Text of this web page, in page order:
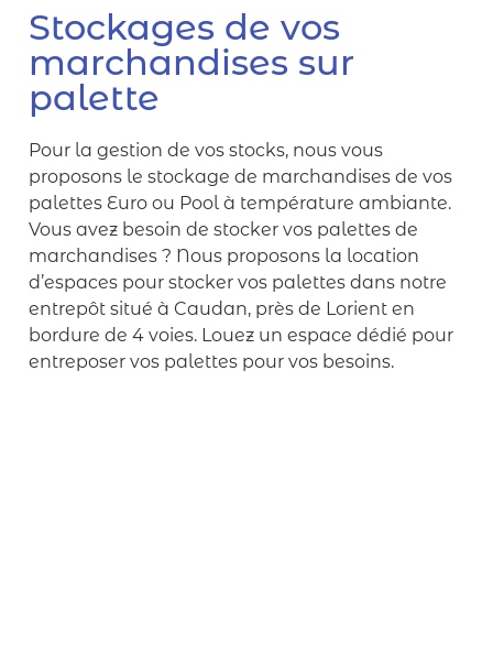
Stockages de vos
marchandises sur
palette
Pour la gestion de vos stocks, nous vous
proposons le stockage de marchandises de vos
palettes Euro ou Pool à température ambiante.
Vous avez besoin de stocker vos palettes de
marchandises ? Nous proposons la location
d’espaces pour stocker vos palettes dans notre
entrepôt situé à Caudan, près de Lorient en
bordure de 4 voies. Louez un espace dédié pour
entreposer vos palettes pour vos besoins.